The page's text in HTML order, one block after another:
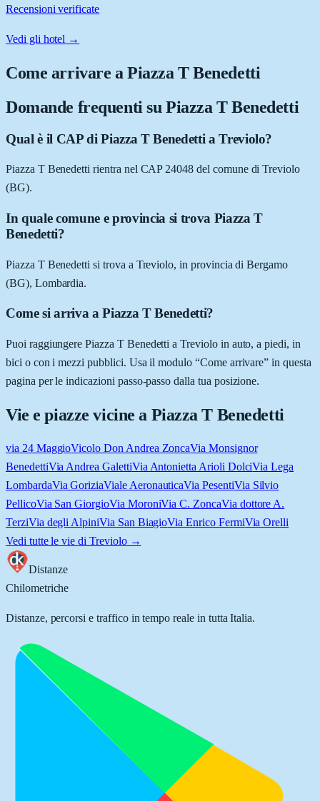
Recensioni verificate
Vedi gli hotel →
Come arrivare aPiazza T Benedetti
Domande frequenti su Piazza T Benedetti
Qual è il CAP di Piazza T Benedetti a Treviolo?
Piazza T Benedetti rientra nel CAP 24048 del comune di Treviolo
(BG).
In quale comune e provincia si trova Piazza T
Benedetti?
Piazza T Benedetti si trova a Treviolo, in provincia di Bergamo
(BG), Lombardia.
Come si arriva a Piazza T Benedetti?
Puoi raggiungere Piazza T Benedetti a Treviolo in auto, a piedi, in
bici o con i mezzi pubblici. Usa il modulo “Come arrivare” in questa
pagina per le indicazioni passo-passo dalla tua posizione.
Vie e piazze vicine a Piazza T Benedetti
via 24 MaggioVicolo Don Andrea ZoncaVia Monsignor
BenedettiVia Andrea GalettiVia Antonietta Arioli DolciVia Lega
LombardaVia GoriziaViale AeronauticaVia PesentiVia Silvio
PellicoVia San GiorgioVia MoroniVia C. ZoncaVia dottore A.
TerziVia degli AlpiniVia San BiagioVia Enrico FermiVia Orelli
Vedi tutte le vie di Treviolo→
Distanze
Chilometriche
Distanze, percorsi e traffico in tempo reale in tutta Italia.